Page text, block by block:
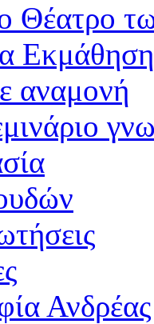
Θέατρο
αναμονή